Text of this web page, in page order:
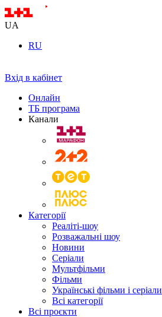
UA
RU
Вхід в кабінет
Онлайн
ТБ програма
Канали
Категорії
Реаліті-шоу
Розважальні шоу
Новини
Серіали
Мультфільми
Фільми
Українські фільми і серіали
Всі категорії
Всі проєкти